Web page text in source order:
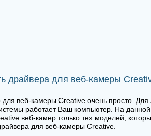
драйвера для веб-камеры
для веб-камеры Creative очень просто.
работает Ваш компьютер. На
веб-камер только тех моделей,
для веб-камеры Creative.